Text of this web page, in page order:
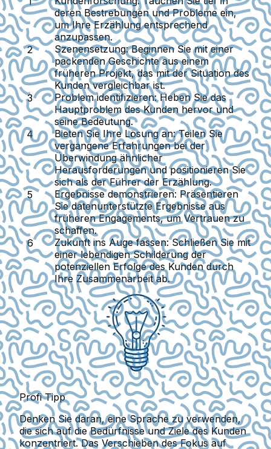
deren Bestrebungen und Probleme ein,
um Ihre Erzählung entsprechend
anzupassen.
Szenensetzung:Beginnen Sie mit einer
packenden Geschichte aus einem
früheren Projekt, das mit der Situation des
Kunden vergleichbar ist.
Problem identifizieren:Heben Sie das
Hauptproblem des Kunden hervor und
seine Bedeutung.
Bieten Sie Ihre Lösung an:Teilen Sie
vergangene Erfahrungen bei der
Überwindung ähnlicher
Herausforderungen und positionieren Sie
sich als der Führer der Erzählung.
Ergebnisse demonstrieren: Präsentieren
Sie datenunterstützte Ergebnisse aus
früheren Engagements, um Vertrauen zu
schaffen.
Zukunft ins Auge fassen:Schließen Sie mit
einer lebendigen Schilderung der
potenziellen Erfolge des Kunden durch
Ihre Zusammenarbeit ab.
Profi Tipp
Denken Sie daran, eine Sprache zu verwenden,
die sich auf die Bedürfnisse und Ziele des Kunden
konzentriert. Das Verschieben des Fokus auf